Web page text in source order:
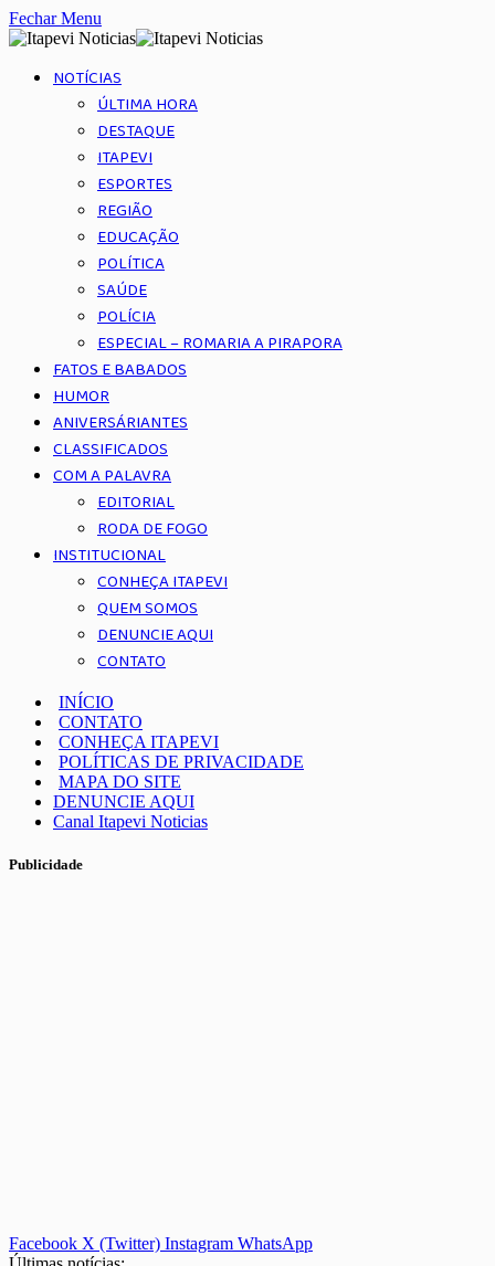
Fechar Menu
NOTÍCIAS
ÚLTIMA HORA
DESTAQUE
ITAPEVI
ESPORTES
REGIÃO
EDUCAÇÃO
POLÍTICA
SAÚDE
POLÍCIA
ESPECIAL – ROMARIA A PIRAPORA
FATOS E BABADOS
HUMOR
ANIVERSÁRIANTES
CLASSIFICADOS
COM A PALAVRA
EDITORIAL
RODA DE FOGO
INSTITUCIONAL
CONHEÇA ITAPEVI
QUEM SOMOS
DENUNCIE AQUI
CONTATO
INÍCIO
CONTATO
CONHEÇA ITAPEVI
POLÍTICAS DE PRIVACIDADE
MAPA DO SITE
DENUNCIE AQUI
Canal Itapevi Noticias
Publicidade
Facebook X (Twitter) Instagram WhatsApp